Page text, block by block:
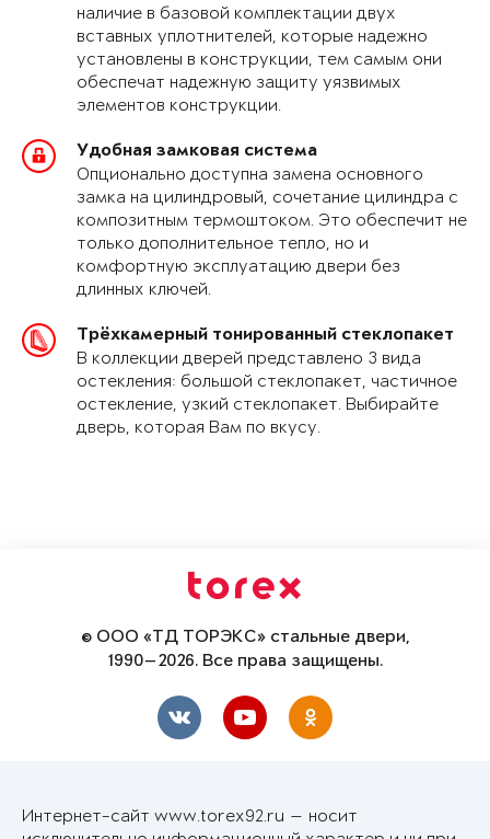
наличие в базовой комплектации двух
вставных уплотнителей, которые надежно
установлены в конструкции, тем самым они
обеспечат надежную защиту уязвимых
элементов конструкции.
Удобная замковая система
Опционально доступна замена основного
замка на цилиндровый, сочетание цилиндра с
композитным термоштоком. Это обеспечит не
только дополнительное тепло, но и
комфортную эксплуатацию двери без
длинных ключей.
Трёхкамерный тонированный стеклопакет
В коллекции дверей представлено 3 вида
остекления: большой стеклопакет, частичное
остекление, узкий стеклопакет. Выбирайте
дверь, которая Вам по вкусу.
© ООО «ТД ТОРЭКС» стальные двери,
1990—2026. Все права защищены.
Интернет-сайт www.torex92.ru — носит